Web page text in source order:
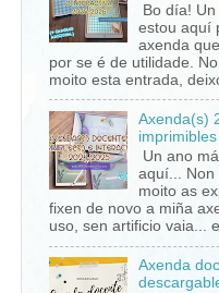
Bo día!
estou aquí
axenda
por se é de utilidade.
moito esta entrada,
Axenda(s)
Un ano
aquí... Non
moito as
fixen de novo a miña
uso, sen artificio vaia...
Axenda